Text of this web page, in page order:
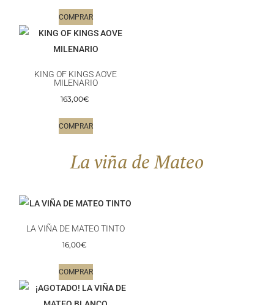
COMPRAR
KING OF KINGS AOVE
MILENARIO
163,00€
COMPRAR
La viña de Mateo
LA VIÑA DE MATEO TINTO
16,00€
COMPRAR